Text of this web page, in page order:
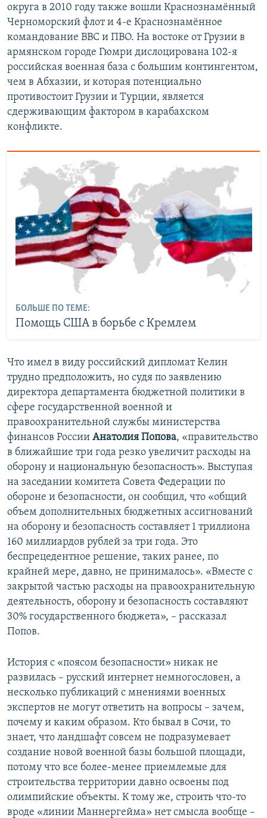
округа в 2010 году также вошли Краснознамённый
Черноморский флот и 4-е Краснознамённое
командование ВВС и ПВО. На востоке от Грузии в
армянском городе Гюмри дислоцирована 102-я
российская военная база с большим контингентом,
чем в Абхазии, и которая потенциально
противостоит Грузии и Турции, является
сдерживающим фактором в карабахском
конфликте.
БОЛЬШЕ ПО ТЕМЕ:
Помощь США в борьбе с Кремлем
Что имел в виду российский дипломат Келин
трудно предположить, но судя по заявлению
директора департамента бюджетной политики в
сфере государственной военной и
правоохранительной службы министерства
финансов России Анатолия Попова, «правительство
в ближайшие три года резко увеличит расходы на
оборону и национальную безопасность». Выступая
на заседании комитета Совета Федерации по
обороне и безопасности, он сообщил, что «общий
объем дополнительных бюджетных ассигнований
на оборону и безопасность составляет 1 триллиона
160 миллиардов рублей за три года. Это
беспрецедентное решение, таких ранее, по
крайней мере, давно, не принималось». «Вместе с
закрытой частью расходы на правоохранительную
деятельность, оборону и безопасность составляют
30% государственного бюджета», – рассказал
Попов.
История с «поясом безопасности» никак не
развилась – русский интернет немногословен, а
несколько публикаций с мнениями военных
экспертов не могут ответить на вопросы – зачем,
почему и каким образом. Кто бывал в Сочи, то
знает, что ландшафт совсем не подразумевает
создание новой военной базы большой площади,
потому что все более-менее приемлемые для
строительства территории давно освоены под
олимпийские объекты. К тому же, строить что-то
вроде «линии Маннергейма» нет смысла вообще –